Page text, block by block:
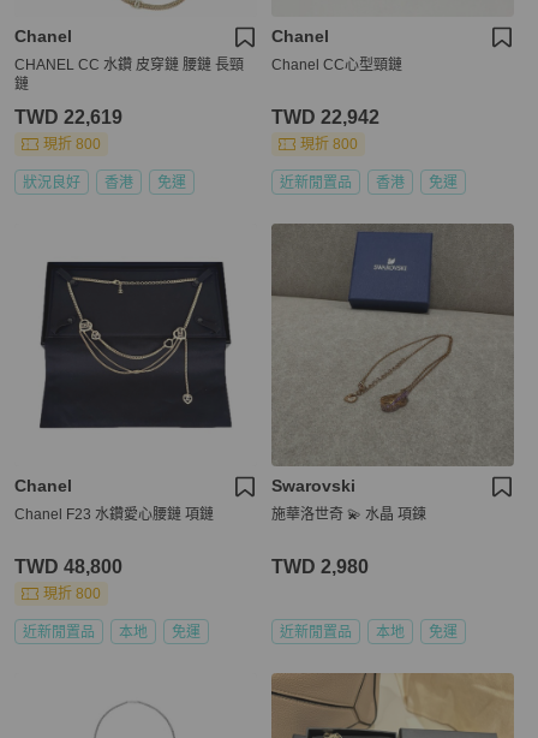
Chanel
CHANEL CC 水鑽 皮穿鏈 腰鏈 長頸
鏈
TWD 22,619
現折 800
狀況良好 香港 免運
Chanel
Chanel CC心型頸鏈
TWD 22,942
現折 800
近新閒置品 香港 免運
Chanel
Chanel F23 水鑽愛心腰鏈 項鏈
TWD 48,800
現折 800
近新閒置品 本地 免運
Swarovski
施華洛世奇 💫 水晶 項鍊
TWD 2,980
近新閒置品 本地 免運